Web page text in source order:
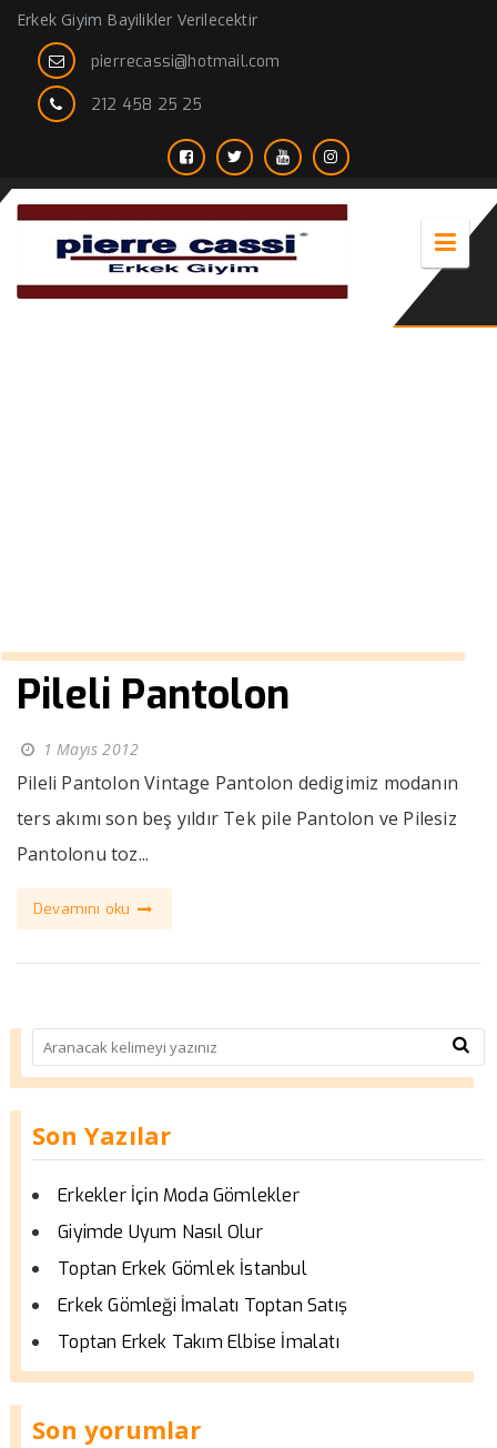
Erkek Giyim Bayilikler Verilecektir
pierrecassi@hotmail.com
212 458 25 25
Pileli Pantolon
1 Mayıs 2012
Pileli Pantolon Vintage Pantolon dedigimiz modanın
ters akımı son beş yıldır Tek pile Pantolon ve Pilesiz
Pantolonu toz...
Devamını oku
Son Yazılar
Erkekler İçin Moda Gömlekler
Giyimde Uyum Nasıl Olur
Toptan Erkek Gömlek İstanbul
Erkek Gömleği İmalatı Toptan Satış
Toptan Erkek Takım Elbise İmalatı
Son yorumlar